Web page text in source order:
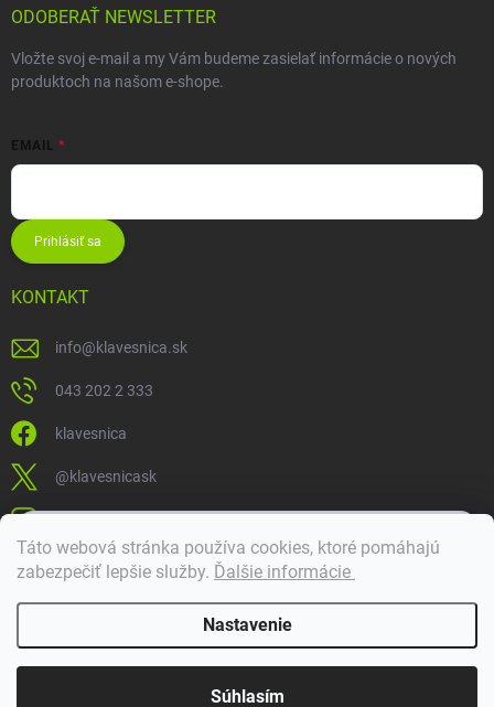
Táto webová stránka používa cookies, ktoré pomáhajú
zabezpečiť lepšie služby. Ďalšie informácie
Nastavenie
Súhlasím
ODOBERAŤ NEWSLETTER
Vložte svoj e-mail a my Vám budeme zasielať informácie o nových
produktoch na našom e-shope.
EMAIL
Prihlásiť sa
KONTAKT
info@klavesnica.sk
043 202 2 333
klavesnica
@klavesnicask
klavesnica_sk
Doprava a platba
Klávesnica . Všetky práva vyhradené.
Dobrý deň! 👋 Pomôžem vám nájsť správny diel. Napíšte mi.